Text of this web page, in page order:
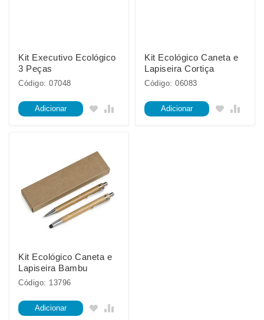
Kit Executivo Ecológico
3 Peças
Código: 07048
Adicionar
Kit Ecológico Caneta e
Lapiseira Cortiça
Código: 06083
Adicionar
Kit Ecológico Caneta e
Lapiseira Bambu
Código: 13796
Adicionar